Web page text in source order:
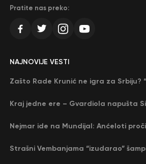
Pratite nas preko:
NAJNOVIJE VESTI